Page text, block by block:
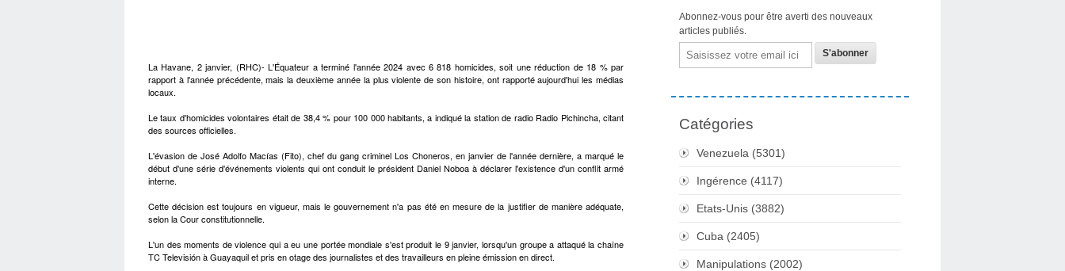
La Havane, 2 janvier, (RHC)- L'Équateur a terminé l'année 2024 avec 6 818 homicides, soit une réduction de 18 % par
rapport à l'année précédente, mais la deuxième année la plus violente de son histoire, ont rapporté aujourd'hui les médias
locaux.
Le taux d'homicides volontaires était de 38,4 % pour 100 000 habitants, a indiqué la station de radio Radio Pichincha, citant
des sources officielles.
L'évasion de José Adolfo Macías (Fito), chef du gang criminel Los Choneros, en janvier de l'année dernière, a marqué le
début d'une série d'événements violents qui ont conduit le président Daniel Noboa à déclarer l'existence d'un conflit armé
interne.
Cette décision est toujours en vigueur, mais le gouvernement n'a pas été en mesure de la justifier de manière adéquate,
selon la Cour constitutionnelle.
L'un des moments de violence qui a eu une portée mondiale s'est produit le 9 janvier, lorsqu'un groupe a attaqué la chaîne
TC Televisión à Guayaquil et pris en otage des journalistes et des travailleurs en pleine émission en direct.
Abonnez-vous pour être averti des nouveaux
articles publiés.
Email
Catégories
Venezuela (5301)
Ingérence (4117)
Etats-Unis (3882)
Cuba (2405)
Manipulations (2002)